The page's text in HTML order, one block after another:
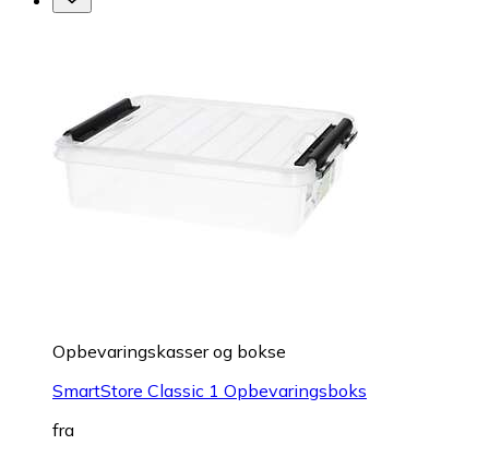
Opbevaringskasser og bokse
SmartStore Classic 1 Opbevaringsboks
fra